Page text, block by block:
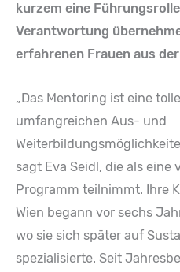
kurzem eine
Verantwortung
erfahrenen Frauen aus
„Das Mentoring ist eine
umfangreichen Aus- und
sagt Eva Seidl, die als eine
Programm teilnimmt. Ihre
Wien begann vor sechs
wo sie sich später auf
spezialisierte. Seit